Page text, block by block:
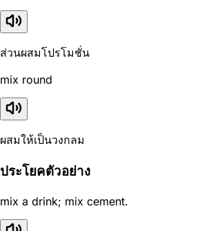
ส่วนผสมโปรโมชั่น
mix round
ผสมให้เป็นวงกลม
ประโยคตัวอย่าง
mix a drink; mix cement.